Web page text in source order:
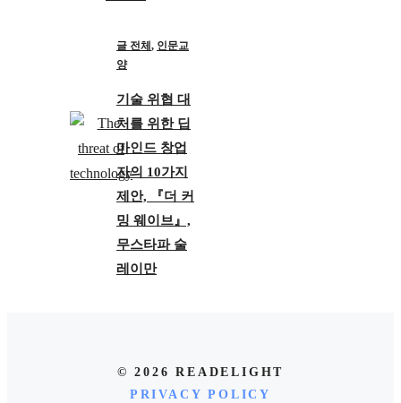
글 전체 , 인문교
양
기술 위협 대
처를 위한 딥
마인드 창업
자의 10가지
제안, 『더 커
밍 웨이브』,
무스타파 술
레이만
© 2026 READELIGHT
PRIVACY POLICY